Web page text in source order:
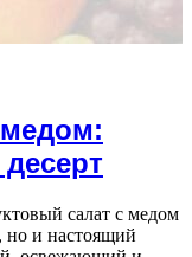
салат с медом
но и настоящий